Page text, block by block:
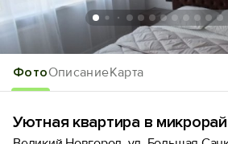
Добавить свой объект
ФотоОписаниеКарта
Уютная квартира в